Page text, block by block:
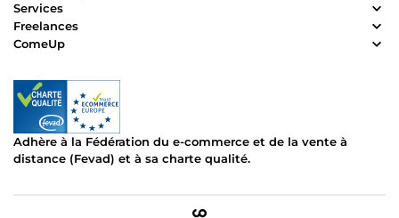
Services
Freelances
ComeUp
Adhère à la Fédération du e-commerce et de la vente à
distance (Fevad) et à sa charte qualité.